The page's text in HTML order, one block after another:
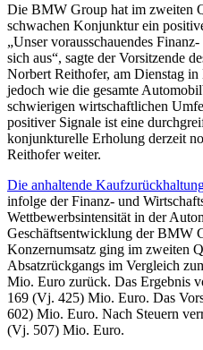
Die BMW Group hat im zweiten
schwachen Konjunktur ein
„Unser vorausschauendes
sich aus“, sagte der Vorsitzende
Norbert Reithofer, am Dienstag
jedoch wie die gesamte
schwierigen wirtschaftlichen
positiver Signale ist eine
konjunkturelle Erholung derzeit
Reithofer weiter.
Die anhaltende
infolge der Finanz- und
Wettbewerbsintensität in der
Geschäftsentwicklung der BMW
Konzernumsatz ging im zweiten
Absatzrückgangs im Vergleich
Mio. Euro zurück. Das Ergebnis
169 (Vj. 425) Mio. Euro. Das
602) Mio. Euro. Nach Steuern
(Vj. 507) Mio. Euro.